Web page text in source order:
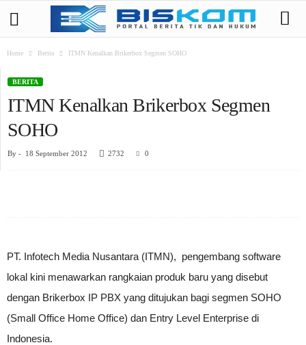
Home Berita ITMN Kenalkan Brikerbox Segmen SOHO
BERITA
ITMN Kenalkan Brikerbox Segmen
SOHO
By - 18 September 2012 2732 0
PT. Infotech Media Nusantara (ITMN), pengembang software
lokal kini menawarkan rangkaian produk baru yang disebut
dengan Brikerbox IP PBX yang ditujukan bagi segmen SOHO
(Small Office Home Office) dan Entry Level Enterprise di
Indonesia.